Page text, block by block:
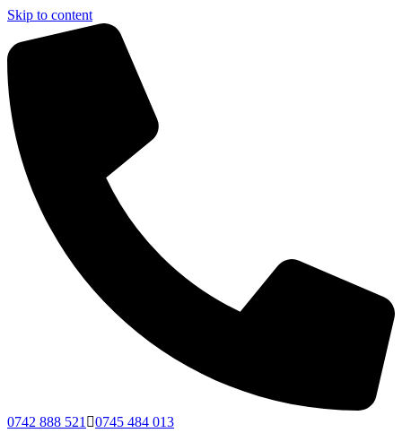
Skip to content
0742 888 521
0745 484 013